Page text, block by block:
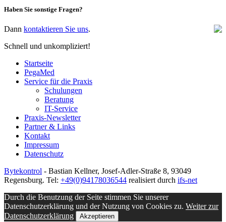
Haben Sie sonstige Fragen?
Dann kontaktieren Sie uns.
Schnell und unkompliziert!
Startseite
PegaMed
Service für die Praxis
Schulungen
Beratung
IT-Service
Praxis-Newsletter
Partner & Links
Kontakt
Impressum
Datenschutz
Bytekontrol - Bastian Kellner, Josef-Adler-Straße 8, 93049
Regensburg. Tel: +49(0)94178036544 realisiert durch ifs-net
Durch die Benutzung der Seite stimmen Sie unserer
Datenschutzerklärung und der Nutzung von Cookies zu. Weiter zur
Datenschutzerklärung
Akzeptieren